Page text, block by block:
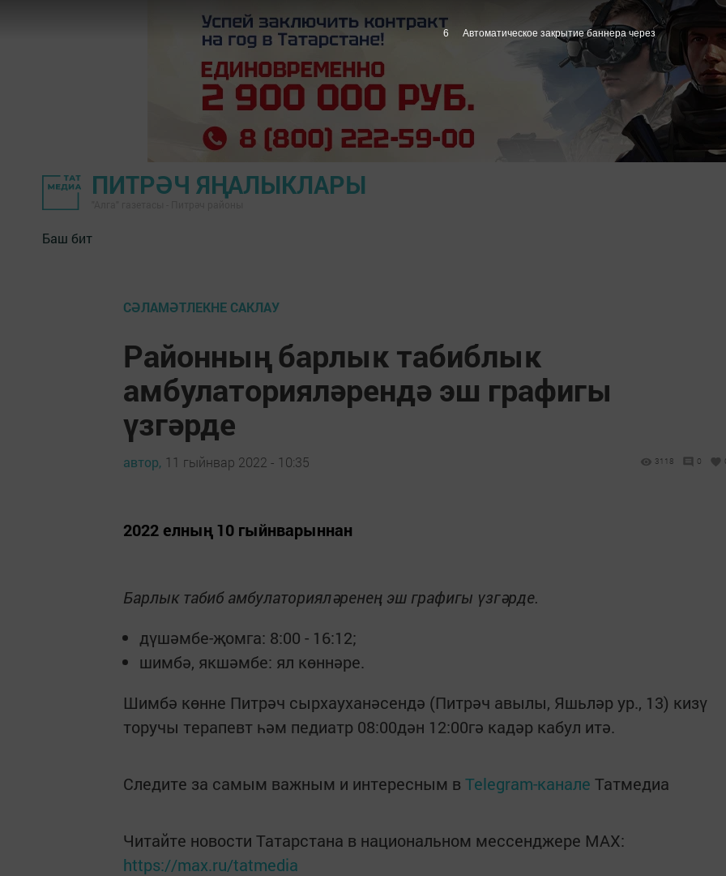
ПИТРӘЧ ЯҢАЛЫКЛАРЫ
Баш бит
СӘЛАМӘТЛЕКНЕ САКЛАУ
Районның барлык табиблык
амбулаторияләрендә эш графигы
үзгәрде
автор, 11 гыйнвар 2022 - 10:35 3118 0
2022 елның 10 гыйнварыннан
Барлык табиб амбулаторияләренең эш графигы үзгәрде.
дүшәмбе-җомга: 8:00 - 16:12;
шимбә, якшәмбе: ял көннәре.
Шимбә көнне Питрәч сырхауханәсендә (Питрәч авылы, Яшьләр ур., 13) кизү
торучы терапевт һәм педиатр 08:00дән 12:00гә кадәр кабул итә.
Следите за самым важным и интересным в Telegram-канале Татмедиа
Читайте новости Татарстана в национальном мессенджере MАХ:
https://max.ru/tatmedia
5 Автоматическое закрытие баннера через